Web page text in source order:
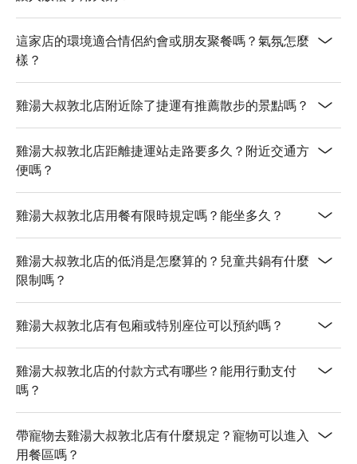
這家店的環境適合情侶約會或朋友聚餐嗎？氣氛怎麼
樣？
雞湯大叔敦北店附近除了捷運有推薦散步的景點嗎？
雞湯大叔敦北店距離捷運站走路要多久？附近交通方
便嗎？
雞湯大叔敦北店用餐有限時規定嗎？能坐多久？
雞湯大叔敦北店的低消是怎麼算的？兒童共鍋有什麼
限制嗎？
雞湯大叔敦北店有包廂或特別座位可以預約嗎？
雞湯大叔敦北店的付款方式有哪些？能用行動支付
嗎？
帶寵物去雞湯大叔敦北店有什麼規定？寵物可以進入
用餐區嗎？